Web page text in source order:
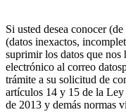
Si usted desea conocer
(datos inexactos,
suprimir los datos que
electrónico al correo
trámite a su solicitud de
artículos 14 y 15 de la
de 2013 y demás normas